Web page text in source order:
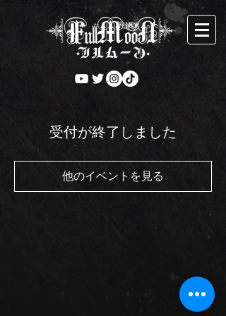
受付が終了しました
他のイベントを見る